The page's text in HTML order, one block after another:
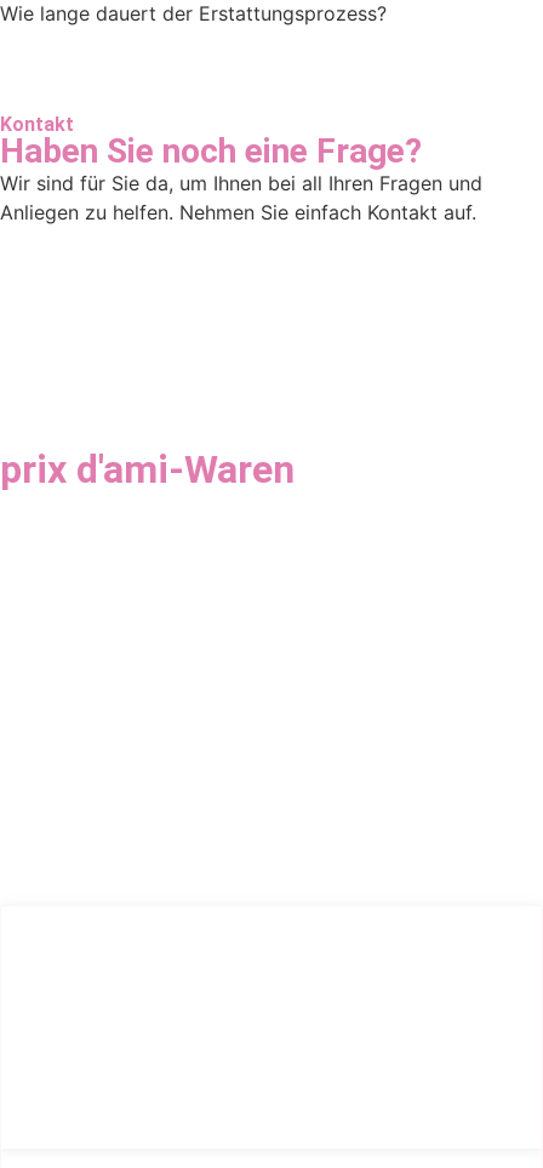
Wie lange dauert der Erstattungsprozess?
Kontakt
Haben Sie noch eine Frage?
Wir sind für Sie da, um Ihnen bei all Ihren Fragen und
Anliegen zu helfen. Nehmen Sie einfach Kontakt auf.
prix d'ami-Waren